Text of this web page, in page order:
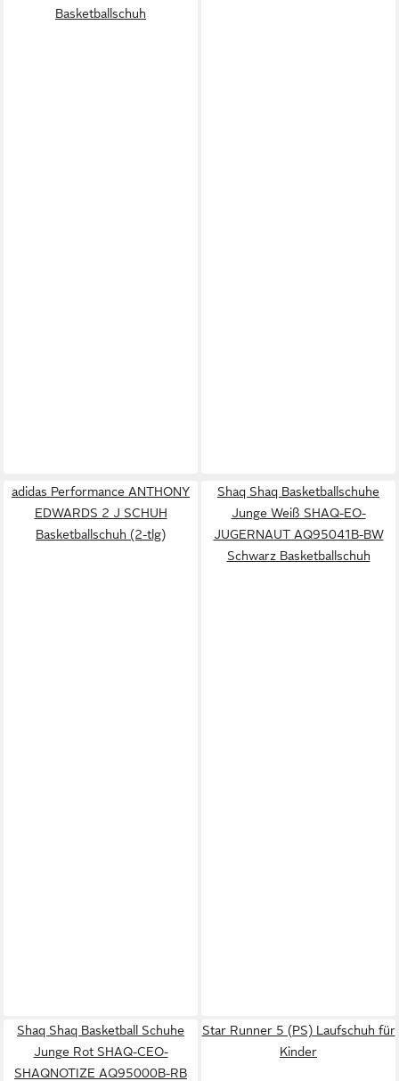
Basketballschuh
adidas Performance ANTHONY
EDWARDS 2 J SCHUH
Basketballschuh (2-tlg)
Shaq Shaq Basketballschuhe
Junge Weiß SHAQ-EO-
JUGERNAUT AQ95041B-BW
Schwarz Basketballschuh
Shaq Shaq Basketball Schuhe
Junge Rot SHAQ-CEO-
SHAQNOTIZE AQ95000B-RB
Star Runner 5 (PS) Laufschuh für
Kinder